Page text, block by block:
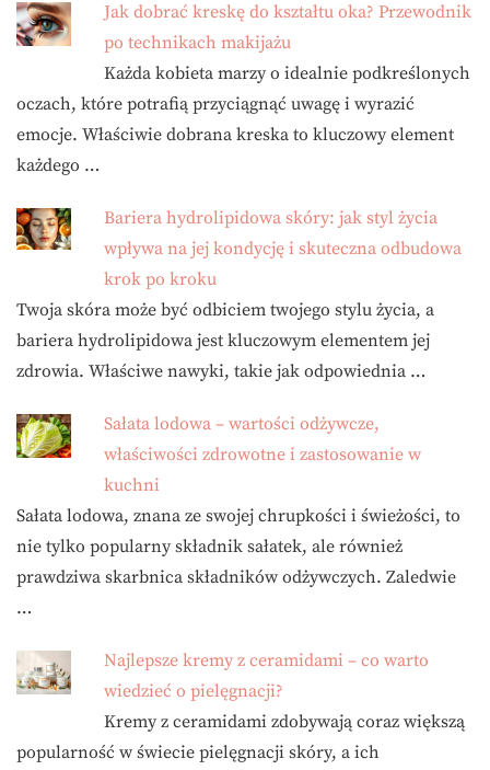
Jak dobrać kreskę do kształtu oka? Przewodnik
po technikach makijażu
Każda kobieta marzy o idealnie podkreślonych
oczach, które potrafią przyciągnąć uwagę i wyrazić
emocje. Właściwie dobrana kreska to kluczowy element
każdego …
Bariera hydrolipidowa skóry: jak styl życia
wpływa na jej kondycję i skuteczna odbudowa
krok po kroku
Twoja skóra może być odbiciem twojego stylu życia, a
bariera hydrolipidowa jest kluczowym elementem jej
zdrowia. Właściwe nawyki, takie jak odpowiednia …
Sałata lodowa – wartości odżywcze,
właściwości zdrowotne i zastosowanie w
kuchni
Sałata lodowa, znana ze swojej chrupkości i świeżości, to
nie tylko popularny składnik sałatek, ale również
prawdziwa skarbnica składników odżywczych. Zaledwie
…
Najlepsze kremy z ceramidami – co warto
wiedzieć o pielęgnacji?
Kremy z ceramidami zdobywają coraz większą
popularność w świecie pielęgnacji skóry, a ich